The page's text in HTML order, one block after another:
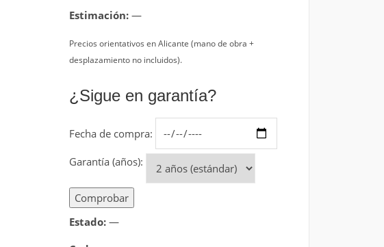
Estimación:—
Precios orientativos en Alicante (mano de obra +
desplazamiento no incluidos).
¿Sigue en garantía?
Fecha de compra:
Garantía (años):
Comprobar
Estado:—